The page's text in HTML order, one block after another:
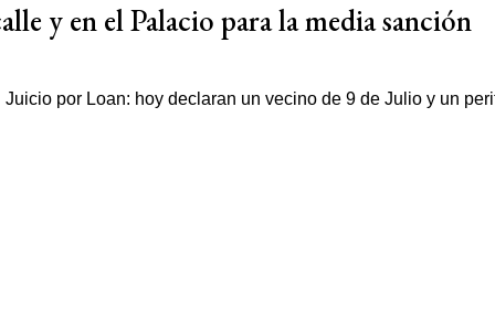
y en el Palacio para la media sanción